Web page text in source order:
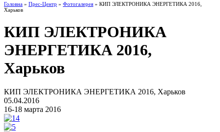
Головна » Прес-Центр » Фотогалерея » КИП ЭЛЕКТРОНИКА ЭНЕРГЕТИКА 2016,
Харьков
КИП ЭЛЕКТРОНИКА
ЭНЕРГЕТИКА 2016,
Харьков
КИП ЭЛЕКТРОНИКА ЭНЕРГЕТИКА 2016, Харьков
05.04.2016
16-18 марта 2016